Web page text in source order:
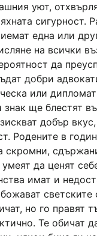
уют,
сигурност.
една или
на всички
да
добри
или
ще блестят
добър
Родените в
скромни,
да ценят
имат и
светските
но го правят
Те обичат